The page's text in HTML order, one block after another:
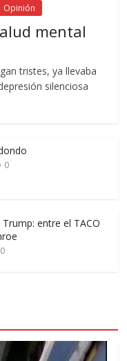
Opinión
mental
tristes, ya llevaba
silenciosa
0
entre el TACO
0